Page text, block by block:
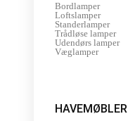
Bordlamper
Loftslamper
Standerlamper
Trådløse lamper
Udendørs lamper
Væglamper
HAVEMØBLER